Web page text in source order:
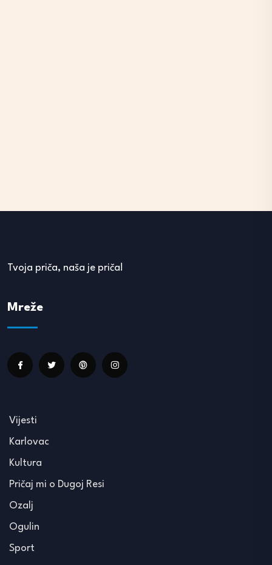
Tvoja priča, naša je priča!
Mreže
Vijesti
Karlovac
Kultura
Pričaj mi o Dugoj Resi
Ozalj
Ogulin
Sport